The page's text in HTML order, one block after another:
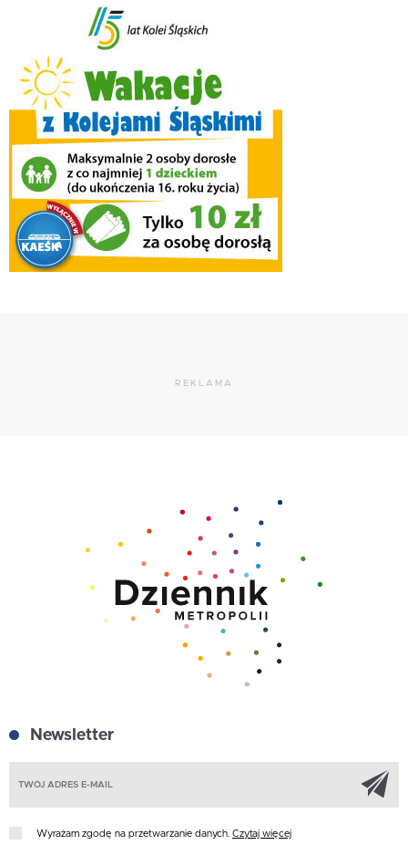
REKLAMA
Newsletter
Wyrażam zgodę na przetwarzanie danych. Czytaj więcej